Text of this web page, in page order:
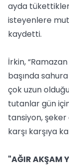
ayda
isteyenlere
kaydetti.
İrkin,
başında
çok uzun
tutanlar gün
tansiyon,
karşı karşıya
"AĞIR AKŞAM